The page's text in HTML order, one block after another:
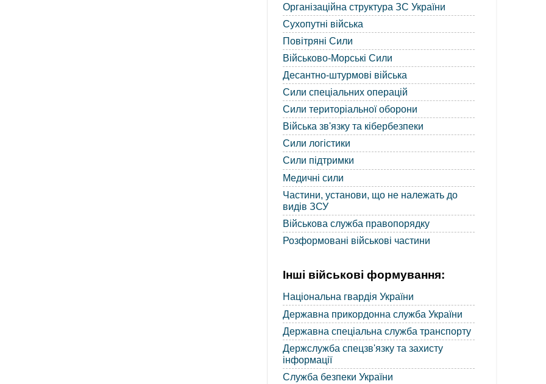
Організаційна структура ЗС України
Сухопутні війська
Повітряні Сили
Військово-Морські Сили
Десантно-штурмові війська
Сили спеціальних операцій
Сили територіальної оборони
Війська зв'язку та кібербезпеки
Сили логістики
Сили підтримки
Медичні сили
Частини, установи, що не належать до
видів ЗСУ
Військова служба правопорядку
Розформовані військові частини
Інші військові формування:
Національна гвардія України
Державна прикордонна служба України
Державна спеціальна служба транспорту
Держслужба спецзв'язку та захисту
інформації
Служба безпеки України